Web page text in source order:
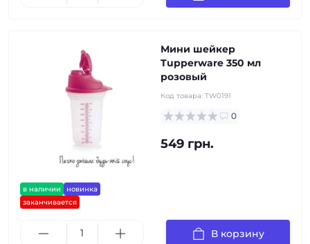
в наличии
новинка
заканчивается
Мини шейкер
Tupperware 350 мл
розовый
Код товара: TW0191
0
549 грн.
В корзину